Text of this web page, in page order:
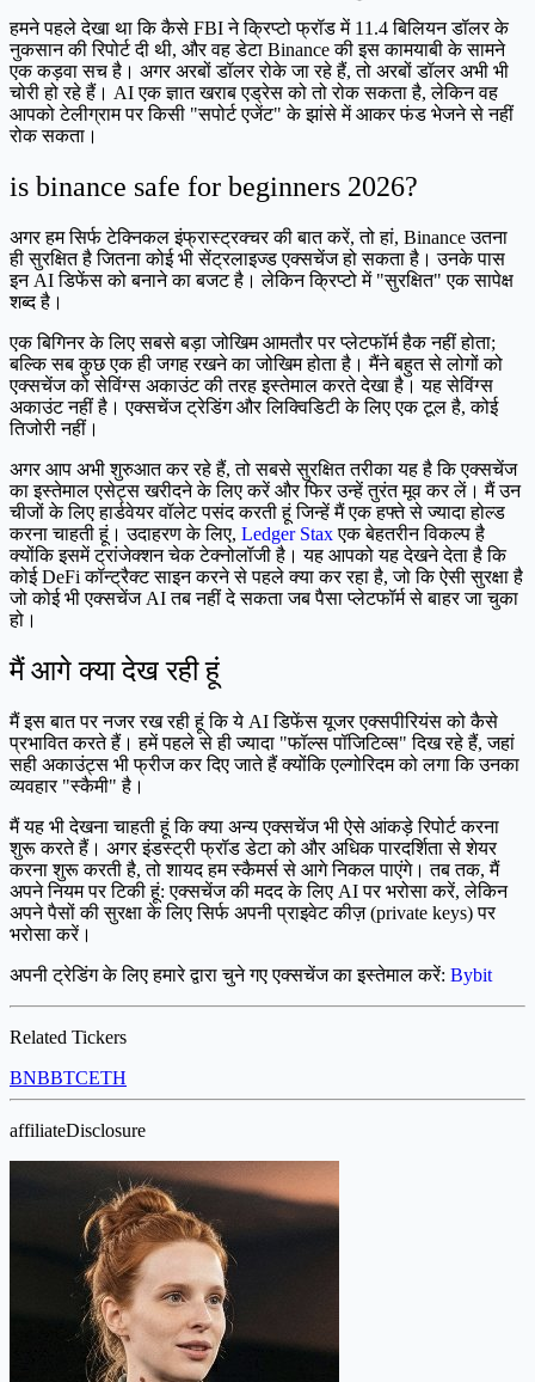
हमने पहले देखा था कि कैसे FBI ने क्रिप्टो फ्रॉड में 11.4 बिलियन डॉलर के
नुकसान की रिपोर्ट दी थी, और वह डेटा Binance की इस कामयाबी के सामने
एक कड़वा सच है। अगर अरबों डॉलर रोके जा रहे हैं, तो अरबों डॉलर अभी भी
चोरी हो रहे हैं। AI एक ज्ञात खराब एड्रेस को तो रोक सकता है, लेकिन वह
आपको टेलीग्राम पर किसी "सपोर्ट एजेंट" के झांसे में आकर फंड भेजने से नहीं
रोक सकता।
is binance safe for beginners 2026?
अगर हम सिर्फ टेक्निकल इंफ्रास्ट्रक्चर की बात करें, तो हां, Binance उतना
ही सुरक्षित है जितना कोई भी सेंट्रलाइज्ड एक्सचेंज हो सकता है। उनके पास
इन AI डिफेंस को बनाने का बजट है। लेकिन क्रिप्टो में "सुरक्षित" एक सापेक्ष
शब्द है।
एक बिगिनर के लिए सबसे बड़ा जोखिम आमतौर पर प्लेटफॉर्म हैक नहीं होता;
बल्कि सब कुछ एक ही जगह रखने का जोखिम होता है। मैंने बहुत से लोगों को
एक्सचेंज को सेविंग्स अकाउंट की तरह इस्तेमाल करते देखा है। यह सेविंग्स
अकाउंट नहीं है। एक्सचेंज ट्रेडिंग और लिक्विडिटी के लिए एक टूल है, कोई
तिजोरी नहीं।
अगर आप अभी शुरुआत कर रहे हैं, तो सबसे सुरक्षित तरीका यह है कि एक्सचेंज
का इस्तेमाल एसेट्स खरीदने के लिए करें और फिर उन्हें तुरंत मूव कर लें। मैं उन
चीजों के लिए हार्डवेयर वॉलेट पसंद करती हूं जिन्हें मैं एक हफ्ते से ज्यादा होल्ड
करना चाहती हूं। उदाहरण के लिए, Ledger Staxएक बेहतरीन विकल्प है
क्योंकि इसमें ट्रांजेक्शन चेक टेक्नोलॉजी है। यह आपको यह देखने देता है कि
कोई DeFi कॉन्ट्रैक्ट साइन करने से पहले क्या कर रहा है, जो कि ऐसी सुरक्षा है
जो कोई भी एक्सचेंज AI तब नहीं दे सकता जब पैसा प्लेटफॉर्म से बाहर जा चुका
हो।
मैं आगे क्या देख रही हूं
मैं इस बात पर नजर रख रही हूं कि ये AI डिफेंस यूजर एक्सपीरियंस को कैसे
प्रभावित करते हैं। हमें पहले से ही ज्यादा "फॉल्स पॉजिटिव्स" दिख रहे हैं, जहां
सही अकाउंट्स भी फ्रीज कर दिए जाते हैं क्योंकि एल्गोरिदम को लगा कि उनका
व्यवहार "स्कैमी" है।
मैं यह भी देखना चाहती हूं कि क्या अन्य एक्सचेंज भी ऐसे आंकड़े रिपोर्ट करना
शुरू करते हैं। अगर इंडस्ट्री फ्रॉड डेटा को और अधिक पारदर्शिता से शेयर
करना शुरू करती है, तो शायद हम स्कैमर्स से आगे निकल पाएंगे। तब तक, मैं
अपने नियम पर टिकी हूं: एक्सचेंज की मदद के लिए AI पर भरोसा करें, लेकिन
अपने पैसों की सुरक्षा के लिए सिर्फ अपनी प्राइवेट कीज़ (private keys) पर
भरोसा करें।
अपनी ट्रेडिंग के लिए हमारे द्वारा चुने गए एक्सचेंज का इस्तेमाल करें: Bybit
Related Tickers
BNBBTCETH
affiliateDisclosure